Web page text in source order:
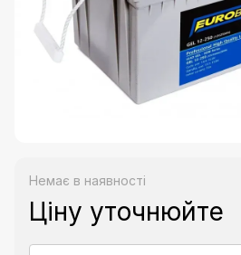
Немає в наявності
Ціну уточнюйте